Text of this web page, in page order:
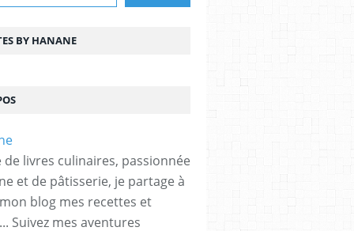
BY HANANE
livres culinaires, passionnée
et de pâtisserie, je partage à
blog mes recettes et
Suivez mes aventures